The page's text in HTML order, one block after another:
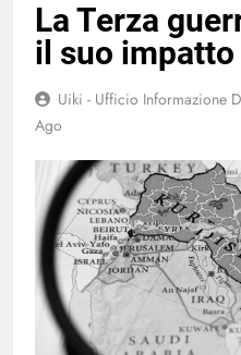
La Terza
il suo
Uiki - Ufficio Informazione
Ago